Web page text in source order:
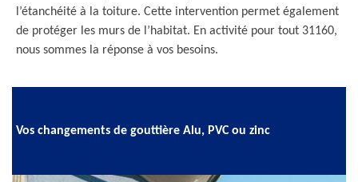
l’étanchéité à la toiture. Cette intervention permet également
de protéger les murs de l’habitat. En activité pour tout 31160,
nous sommes la réponse à vos besoins.
Vos changements de gouttière Alu, PVC ou zinc